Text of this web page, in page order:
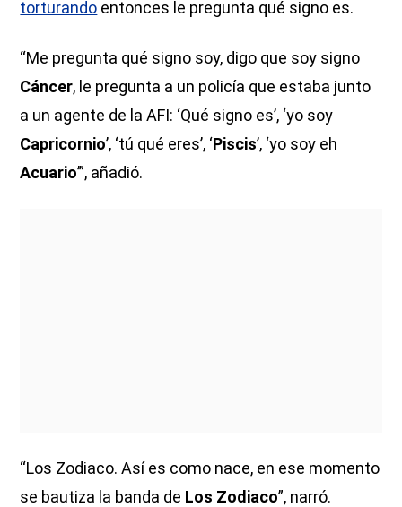
torturando entonces le pregunta qué signo es.
“Me pregunta qué signo soy, digo que soy signo
Cáncer, le pregunta a un policía que estaba junto
a un agente de la AFI: ‘Qué signo es’, ‘yo soy
Capricornio’, ‘tú qué eres’, ‘Piscis’, ‘yo soy eh
Acuario’”, añadió.
“Los Zodiaco. Así es como nace, en ese momento
se bautiza la banda de Los Zodiaco”, narró.